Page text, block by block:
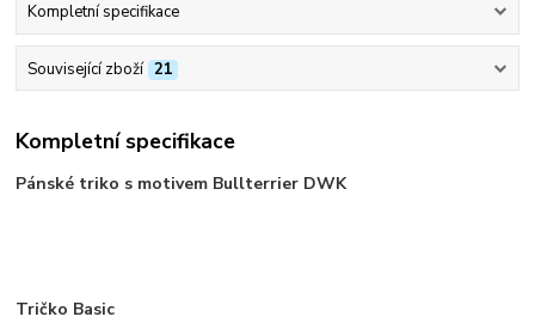
Kompletní specifikace
Související zboží 21
Kompletní specifikace
Pánské triko s motivem Bullterrier DWK
Tričko Basic